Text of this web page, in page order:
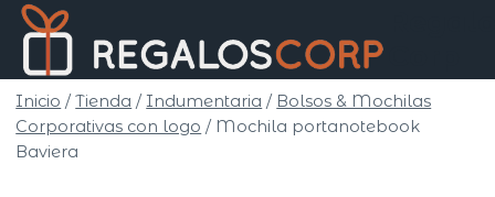
Saltar
contenido
Inicio / Tienda / Indumentaria / Bolsos & Mochilas
Corporativas con logo / Mochila portanotebook
Baviera